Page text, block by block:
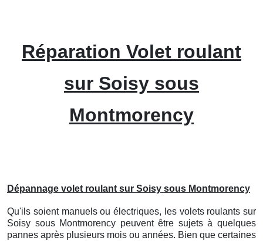
Réparation Volet roulant
sur Soisy sous
Montmorency
Dépannage volet roulant sur Soisy sous Montmorency
Qu'ils soient manuels ou électriques, les volets roulants sur
Soisy sous Montmorency peuvent être sujets à quelques
pannes après plusieurs mois ou années. Bien que certaines